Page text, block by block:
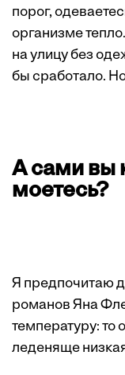
порог,
организме
на улицу без
бы сработало.
А сами вы
моетесь?
Я предпочитаю
романов Яна
температуру: то
леденяще